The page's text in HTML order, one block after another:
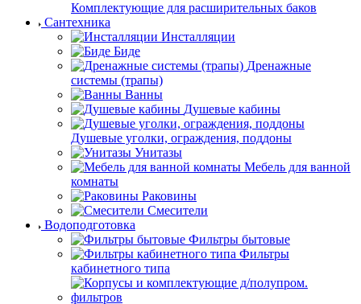
Комплектующие для расширительных баков
Сантехника
Инсталляции
Биде
Дренажные
системы (трапы)
Ванны
Душевые кабины
Душевые уголки, ограждения, поддоны
Унитазы
Мебель для ванной
комнаты
Раковины
Смесители
Водоподготовка
Фильтры бытовые
Фильтры
кабинетного типа